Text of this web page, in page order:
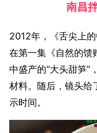
南昌
2012年，《舌尖上
在第一集《自然的馈
中盛产的“大头甜笋”
材料。随后，镜头给
示时间。